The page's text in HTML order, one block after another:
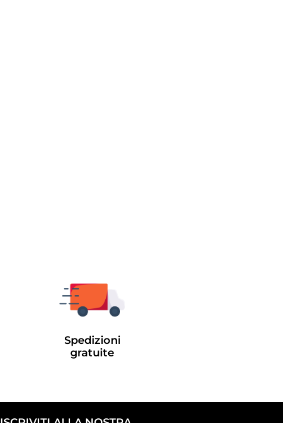
Spedizioni
gratuite